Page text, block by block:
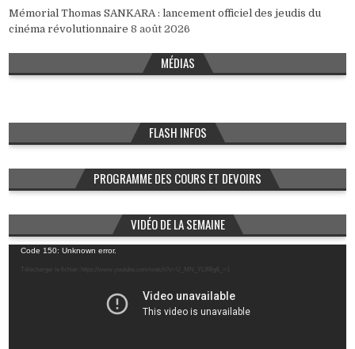
Mémorial Thomas SANKARA : lancement officiel des jeudis du
cinéma révolutionnaire 8 août 2026
MÉDIAS
FLASH INFOS
PROGRAMME DES COURS ET DEVOIRS
VIDÉO DE LA SEMAINE
Lecteur
vidéo
Code 150: Unknown error.
Télécharger le fichier: https://www.youtube.com/watch?v=U_MN_YL99Ig&_=1